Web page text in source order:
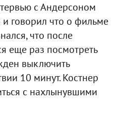
с Андерсоном
говорил что о фильме
что после
еще раз посмотреть
выключить
10 минут. Костнер
с нахлынувшими